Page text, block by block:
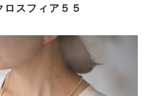
スフィア５５